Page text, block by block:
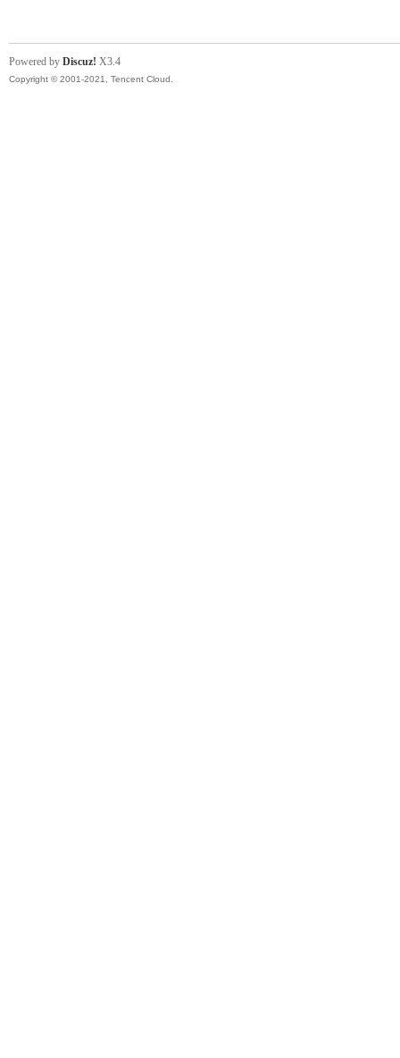
Powered by Discuz! X3.4
Copyright © 2001-2021, Tencent Cloud.